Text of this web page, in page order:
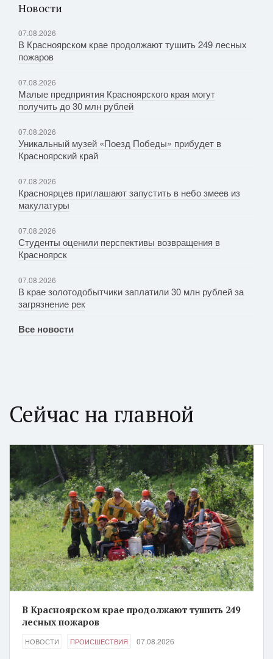
Новости
07.08.2026
В Красноярском крае продолжают тушить 249 лесных
пожаров
07.08.2026
Малые предприятия Красноярского края могут
получить до 30 млн рублей
07.08.2026
Уникальный музей «Поезд Победы» прибудет в
Красноярский край
07.08.2026
Красноярцев приглашают запустить в небо змеев из
макулатуры
07.08.2026
Студенты оценили перспективы возвращения в
Красноярск
07.08.2026
В крае золотодобытчики заплатили 30 млн рублей за
загрязнение рек
Все новости
Сейчас на главной
В Красноярском крае продолжают тушить 249
лесных пожаров
НОВОСТИ ПРОИСШЕСТВИЯ 07.08.2026